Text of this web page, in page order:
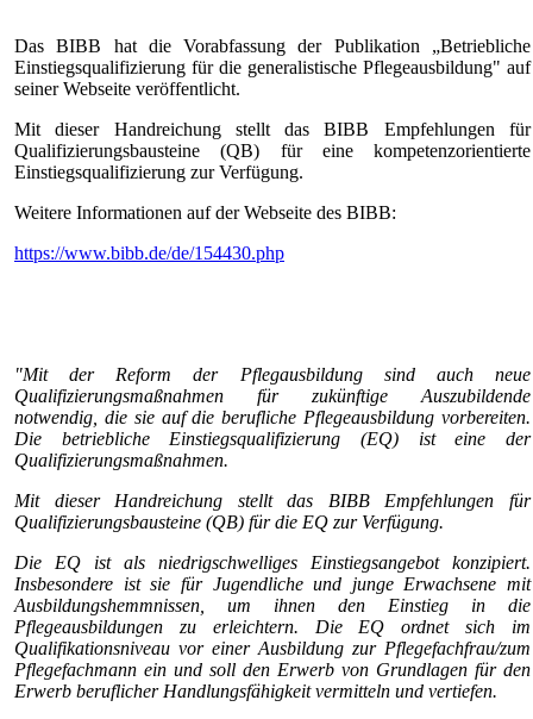
Das BIBB hat die Vorabfassung der Publikation „Betriebliche
Einstiegsqualifizierung für die generalistische Pflegeausbildung" auf
seiner Webseite veröffentlicht.
Mit dieser Handreichung stellt das BIBB Empfehlungen für
Qualifizierungsbausteine (QB) für eine kompetenzorientierte
Einstiegsqualifizierung zur Verfügung.
Weitere Informationen auf der Webseite des BIBB:
https://www.bibb.de/de/154430.php
"Mit der Reform der Pflegausbildung sind auch neue
Qualifizierungsmaßnahmen für zukünftige Auszubildende
notwendig, die sie auf die berufliche Pflegeausbildung vorbereiten.
Die betriebliche Einstiegsqualifizierung (EQ) ist eine der
Qualifizierungsmaßnahmen.
Mit dieser Handreichung stellt das BIBB Empfehlungen für
Qualifizierungsbausteine (QB) für die EQ zur Verfügung.
Die EQ ist als niedrigschwelliges Einstiegsangebot konzipiert.
Insbesondere ist sie für Jugendliche und junge Erwachsene mit
Ausbildungshemmnissen, um ihnen den Einstieg in die
Pflegeausbildungen zu erleichtern. Die EQ ordnet sich im
Qualifikationsniveau vor einer Ausbildung zur Pflegefachfrau/zum
Pflegefachmann ein und soll den Erwerb von Grundlagen für den
Erwerb beruflicher Handlungsfähigkeit vermitteln und vertiefen.